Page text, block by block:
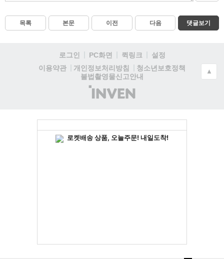
목록 본문 이전 다음 댓글보기
로그인 PC화면 퀵링크
설정
이용약관
개인정보처리방침
청소년보호정책
불법촬영물신고안내
(주)
인
▲